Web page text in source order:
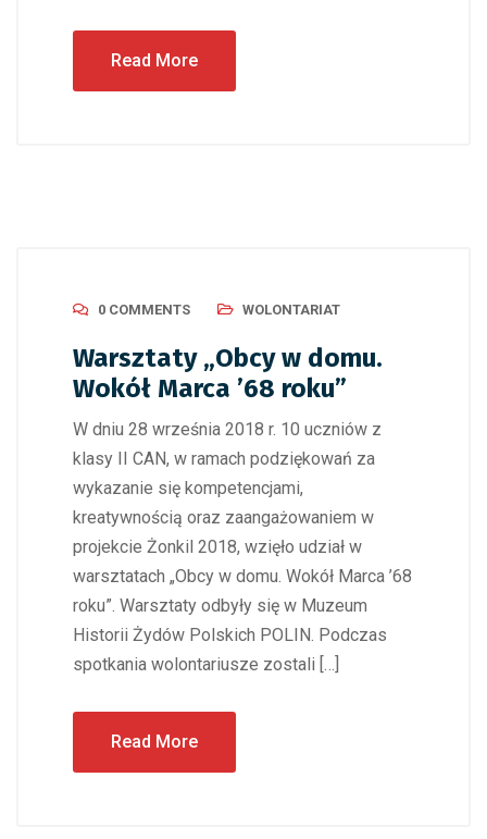
Read More
0 COMMENTS WOLONTARIAT
Warsztaty „Obcy w domu.
Wokół Marca ’68 roku”
W dniu 28 września 2018 r. 10 uczniów z
klasy II CAN, w ramach podziękowań za
wykazanie się kompetencjami,
kreatywnością oraz zaangażowaniem w
projekcie Żonkil 2018, wzięło udział w
warsztatach „Obcy w domu. Wokół Marca ’68
roku”. Warsztaty odbyły się w Muzeum
Historii Żydów Polskich POLIN. Podczas
spotkania wolontariusze zostali […]
Read More